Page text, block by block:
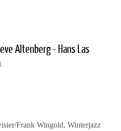
Altenberg - Hans Las
Frank Wingold, Winterjazz